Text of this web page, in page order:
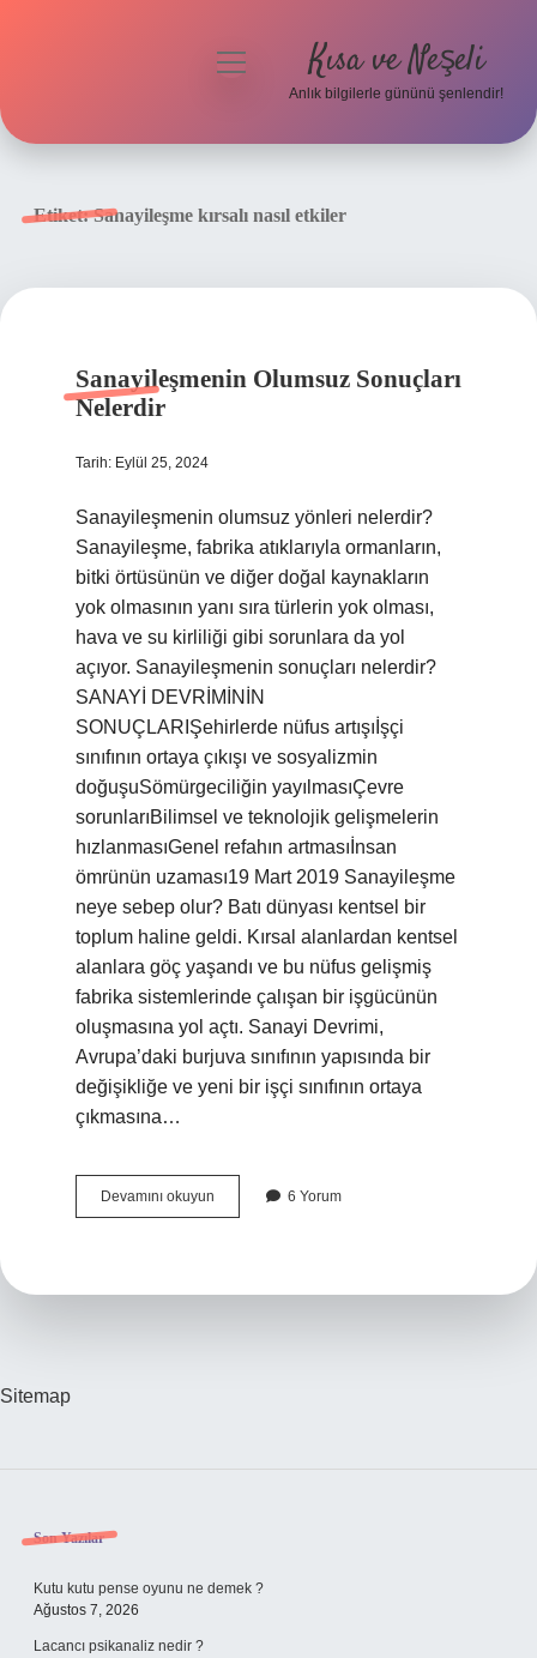
menüyü
Kısa ve Neşeli
Anlık bilgilerle gününü şenlendir!
Etiket:Sanayileşme kırsalı nasıl etkiler
Sanayileşmenin Olumsuz Sonuçları
Nelerdir
Tarih: Eylül 25, 2024
Sanayileşmenin olumsuz yönleri nelerdir?
Sanayileşme, fabrika atıklarıyla ormanların,
bitki örtüsünün ve diğer doğal kaynakların
yok olmasının yanı sıra türlerin yok olması,
hava ve su kirliliği gibi sorunlara da yol
açıyor. Sanayileşmenin sonuçları nelerdir?
SANAYİ DEVRİMİNİN
SONUÇLARIŞehirlerde nüfus artışıİşçi
sınıfının ortaya çıkışı ve sosyalizmin
doğuşuSömürgeciliğin yayılmasıÇevre
sorunlarıBilimsel ve teknolojik gelişmelerin
hızlanmasıGenel refahın artmasıİnsan
ömrünün uzaması19 Mart 2019 Sanayileşme
neye sebep olur? Batı dünyası kentsel bir
toplum haline geldi. Kırsal alanlardan kentsel
alanlara göç yaşandı ve bu nüfus gelişmiş
fabrika sistemlerinde çalışan bir işgücünün
oluşmasına yol açtı. Sanayi Devrimi,
Avrupa’daki burjuva sınıfının yapısında bir
değişikliğe ve yeni bir işçi sınıfının ortaya
çıkmasına…
Devamını okuyun Sanayileşmenin
Olumsuz
6 Yorum
Sitemap
Sidebar
Son Yazılar
Kutu kutu pense oyunu ne demek ?
Ağustos 7, 2026
Lacancı psikanaliz nedir ?